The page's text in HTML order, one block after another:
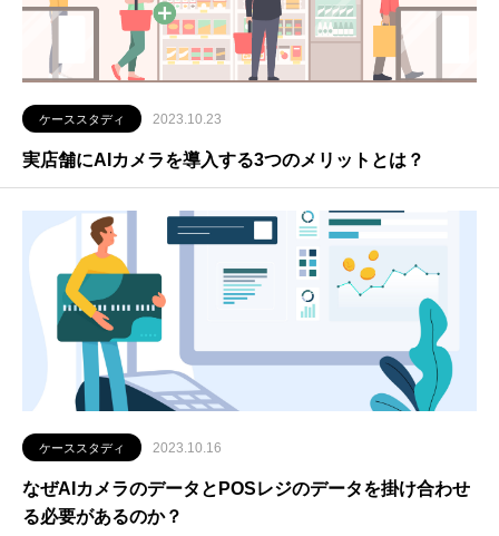
ケーススタディ 2023.10.23
実店舗にAIカメラを導入する3つのメリットとは？
ケーススタディ 2023.10.16
なぜAIカメラのデータとPOSレジのデータを掛け合わせ
る必要があるのか？